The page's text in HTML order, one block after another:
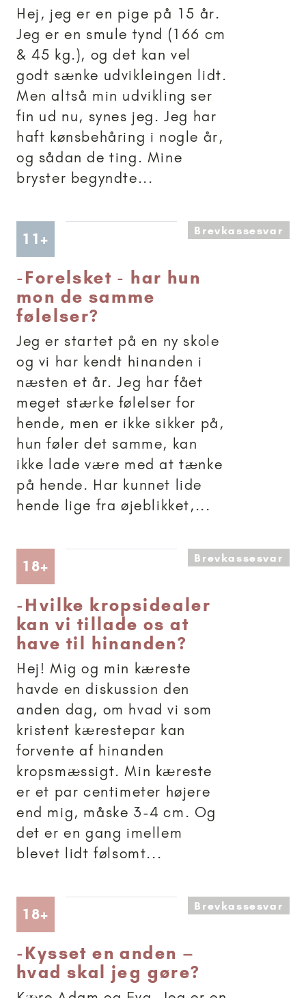
Hej, jeg er en pige på 15 år.
Jeg er en smule tynd (166 cm
& 45 kg.), og det kan vel
godt sænke udvikleingen lidt.
Men altså min udvikling ser
fin ud nu, synes jeg. Jeg har
haft kønsbehåring i nogle år,
og sådan de ting. Mine
bryster begyndte...
11+ Artikler anbefalet til 11+Brevkassesvar
-Forelsket - har hun
mon de samme
følelser?
Jeg er startet på en ny skole
og vi har kendt hinanden i
næsten et år. Jeg har fået
meget stærke følelser for
hende, men er ikke sikker på,
hun føler det samme, kan
ikke lade være med at tænke
på hende. Har kunnet lide
hende lige fra øjeblikket,...
18+ Artikler anbefalet til 18+Brevkassesvar
-Hvilke kropsidealer
kan vi tillade os at
have til hinanden?
Hej! Mig og min kæreste
havde en diskussion den
anden dag, om hvad vi som
kristent kærestepar kan
forvente af hinanden
kropsmæssigt. Min kæreste
er et par centimeter højere
end mig, måske 3-4 cm. Og
det er en gang imellem
blevet lidt følsomt...
18+ Artikler anbefalet til 18+Brevkassesvar
-Kysset en anden –
hvad skal jeg gøre?